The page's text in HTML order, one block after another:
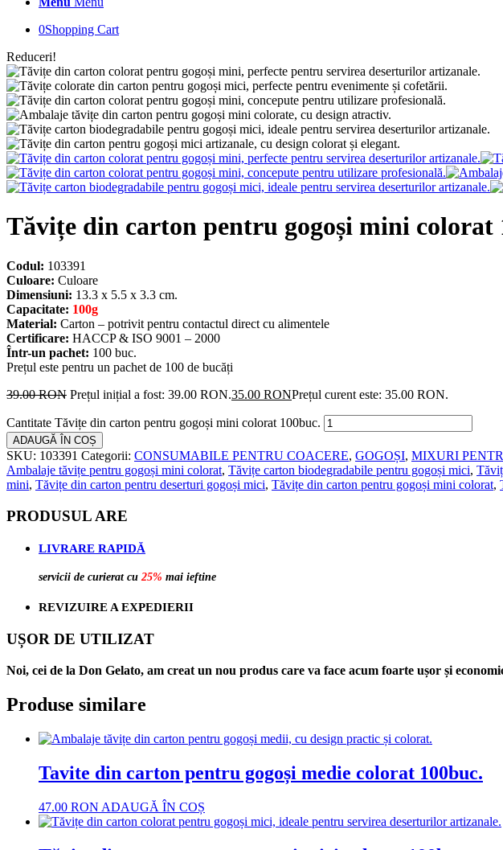
0Shopping Cart
Reduceri!
Tăvițe din carton pentru gogoși mini colorat
Codul: 103391
Culoare: Culoare
Dimensiuni: 13.3 x 5.5 x 3.3 cm.
Capacitate: 100g
Material: Carton – potrivit pentru contactul direct cu alimentele
Certificare: HACCP & ISO 9001 – 2000
Într-un pachet: 100 buc.
Prețul este pentru un pachet de 100 de bucăți
39.00RON Prețul inițial a fost: 39.00 RON.35.00 RONPrețul curent este: 35.00 RON.
Cantitate Tăvițe din carton pentru gogoși mini colorat 100buc.
ADAUGĂ ÎN COȘ
SKU: 103391 Categorii: CONSUMABILE PENTRU COACERE, GOGOȘI, MIXURI
Ambalaje tăvițe pentru gogoși mini colorat, Tăvițe carton biodegradabile pentru gogoși mici,
mini, Tăvițe din carton pentru deserturi gogoși mici, Tăvițe din carton pentru gogoși mini colorat,
PRODUSUL ARE
LIVRARE RAPIDĂ
servicii de curierat cu 25% mai ieftine
REVIZUIRE A EXPEDIERII
UȘOR DE UTILIZAT
Noi, cei de la Don Gelato, am creat un nou produs care va face acum foarte ușor și
Produse similare
Tavite din carton pentru gogoși medie colorat 100buc.
47.00 RON ADAUGĂ ÎN COȘ